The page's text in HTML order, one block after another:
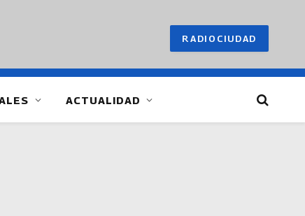
RADIOCIUDAD
ACTUALIDAD